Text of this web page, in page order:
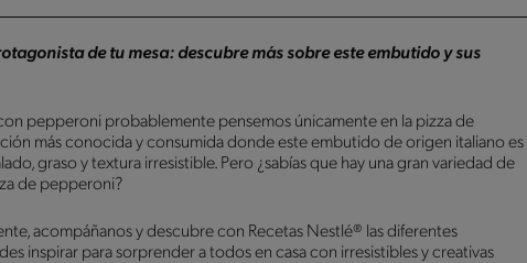
de tu mesa: descubre más sobre este embutido y sus
pepperoni probablemente pensemos únicamente en la pizza de
más conocida y consumida donde este embutido de origen italiano es
graso y textura irresistible. Pero ¿sabías que hay una gran variedad de
de pepperoni?
acompáñanos y descubre con Recetas Nestlé® las diferentes
inspirar para sorprender a todos en casa con irresistibles y creativas